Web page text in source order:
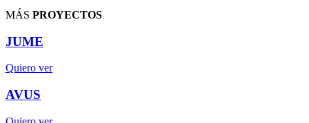
MÁS PROYECTOS
JUME
Quiero ver
AVUS